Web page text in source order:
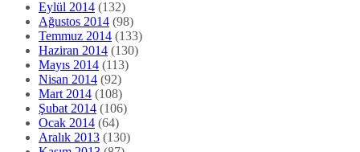
Aralık 2013(130)
Kasım 2013(87)
Ekim 2013(72)
Eylül 2013(47)
Ağustos 2013(56)
Temmuz 2013(35)
Haziran 2013(54)
Mayıs 2013(58)
Nisan 2013(55)
Mart 2013(53)